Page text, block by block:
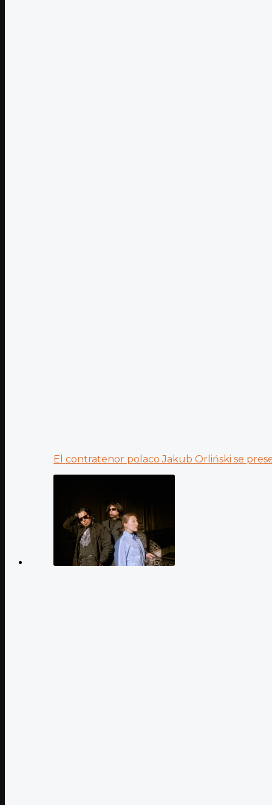
El contratenor polaco Jakub Orliński se